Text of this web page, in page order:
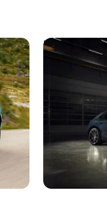
Porsche
стиле
20 января